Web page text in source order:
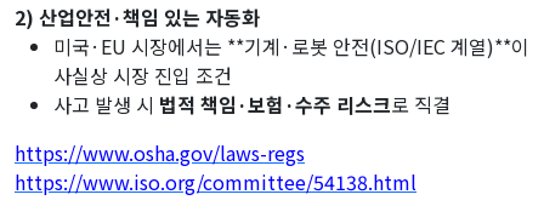
2) 산업안전·책임 있는 자동화
미국·EU 시장에서는 **기계·로봇 안전(ISO/IEC 계열)**이
사실상 시장 진입 조건
사고 발생 시 법적 책임·보험·수주 리스크로 직결
https://www.osha.gov/laws-regs
https://www.iso.org/committee/54138.html